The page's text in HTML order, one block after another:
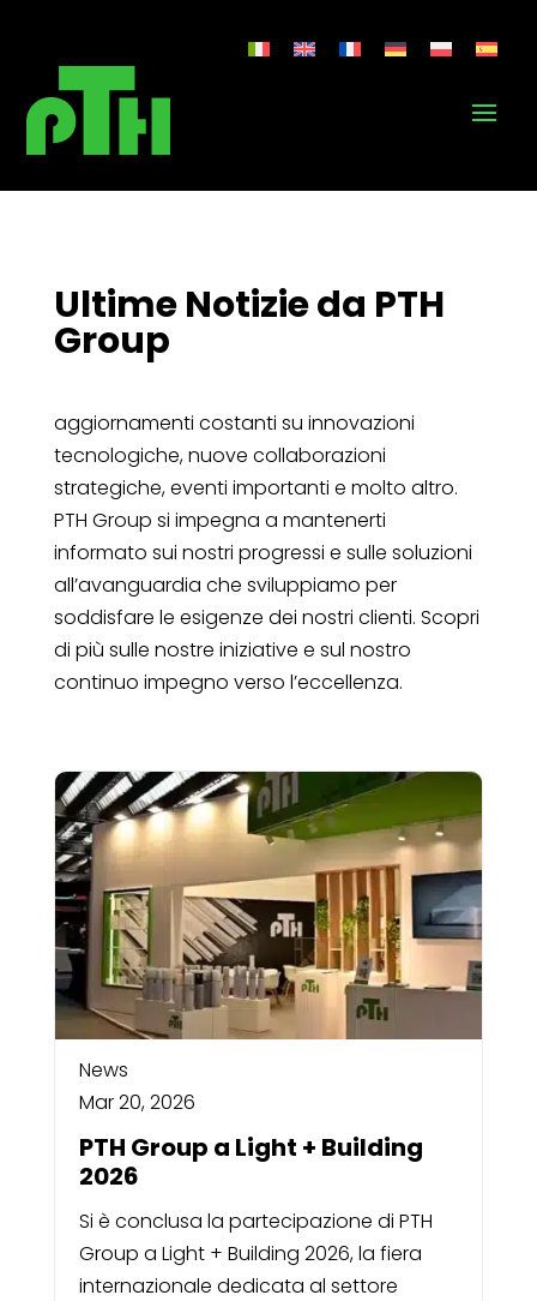
Ultime Notizie da PTH
Group
aggiornamenti costanti su innovazioni
tecnologiche, nuove collaborazioni
strategiche, eventi importanti e molto altro.
PTH Group si impegna a mantenerti
informato sui nostri progressi e sulle soluzioni
all’avanguardia che sviluppiamo per
soddisfare le esigenze dei nostri clienti. Scopri
di più sulle nostre iniziative e sul nostro
continuo impegno verso l’eccellenza.
News
Mar 20, 2026
PTH Group a Light + Building
2026
Si è conclusa la partecipazione di PTH
Group a Light + Building 2026, la fiera
internazionale dedicata al settore